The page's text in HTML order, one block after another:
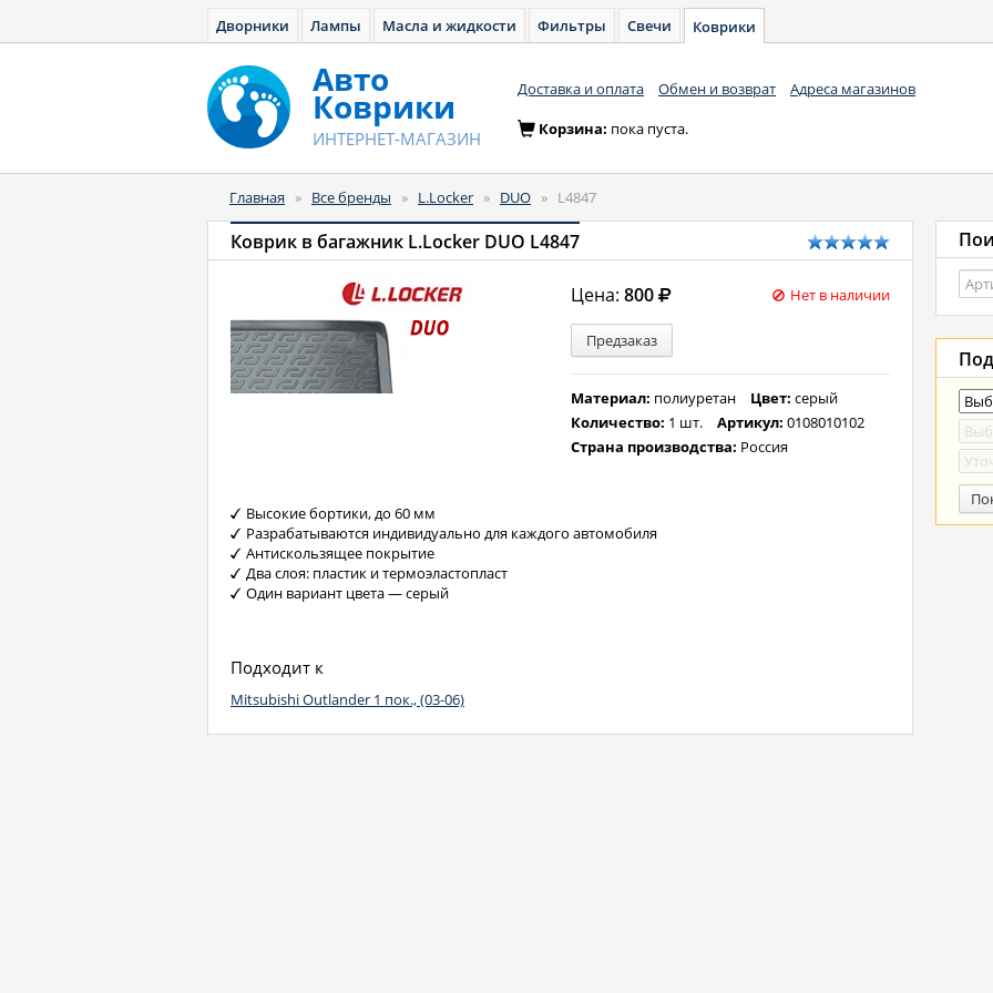
Дворники Лампы Масла и жидкости Фильтры Свечи Коврики
Авто
Коврики
ИНТЕРНЕТ-МАГАЗИН
Доставка и оплата Обмен и возврат Адреса магазинов
Корзина: пока пуста.
Главная » Все бренды » L.Locker » DUO » L4847
Коврик в багажник L.Locker DUO L4847
Цена:800 Нет в наличии
Предзаказ
Материал: полиуретан Цвет:серый
Количество: 1 шт. Артикул:0108010102
Страна производства: Россия
Высокие бортики, до 60 мм
Разрабатываются индивидуально для каждого автомобиля
Антискользящее покрытие
Два слоя: пластик и термоэластопласт
Один вариант цвета — серый
Подходит к
Mitsubishi Outlander 1 пок., (03-06)